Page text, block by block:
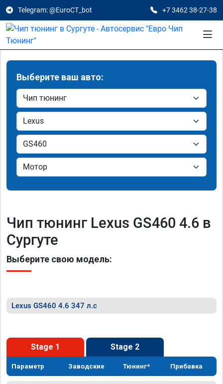
Telegram: @EuroCT_bot +7 3462 38-27-38
Выберите ваш авто:
Чип тюнинг Lexus GS460 4.6 в
Сургуте
Выберите свою модель:
Lexus GS460 4.6 347 л.с
Stage 1 Stage 2
Параметр Заводские Тюнинг* Прибавка